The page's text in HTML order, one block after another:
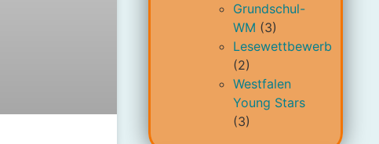
Grundschul-
WM (3)
Lesewettbewerb
(2)
Westfalen
Young Stars
(3)